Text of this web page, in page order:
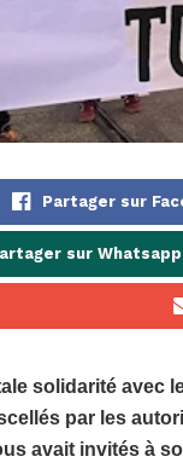
Partager sur
sur Whatsapp
solidarité avec
par les
avait invités à